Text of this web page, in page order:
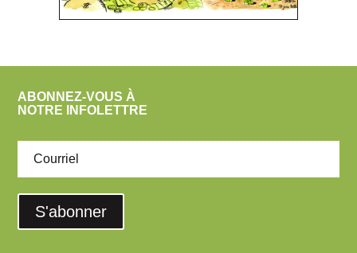
ABONNEZ-VOUS À
NOTRE INFOLETTRE
S'abonner